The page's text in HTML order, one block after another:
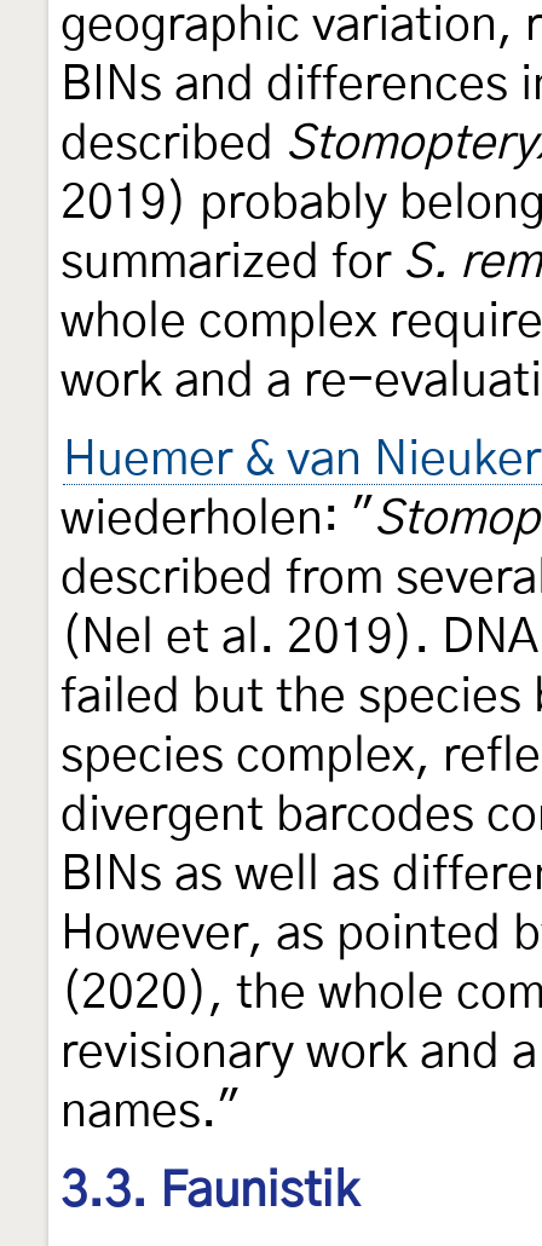
geographic variation,
BINs and differences
described
2019) probably
summarized for S.
whole complex
work and a re-
Huemer & van
wiederholen: "
described from
(Nel et al. 2019).
failed but the species
species complex,
divergent barcodes
BINs as well as
However, as pointed
(2020), the whole
revisionary work and
names."
3.3. Faunistik